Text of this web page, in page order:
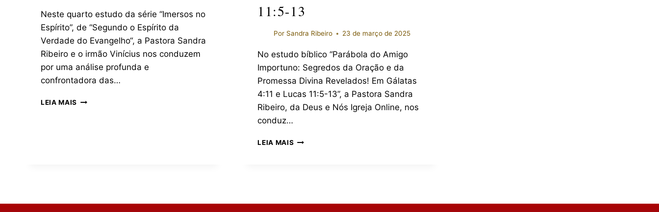
Neste quarto estudo da série “Imersos no
Espírito”, de “Segundo o Espírito da
Verdade do Evangelho“, a Pastora Sandra
Ribeiro e o irmão Vinícius nos conduzem
por uma análise profunda e
confrontadora das…
LEIA MAIS
11:5-13
Por Sandra Ribeiro 23 de março de 2025
No estudo bíblico “Parábola do Amigo
Importuno: Segredos da Oração e da
Promessa Divina Revelados! Em Gálatas
4:11 e Lucas 11:5-13”, a Pastora Sandra
Ribeiro, da Deus e Nós Igreja Online, nos
conduz…
LEIA MAIS